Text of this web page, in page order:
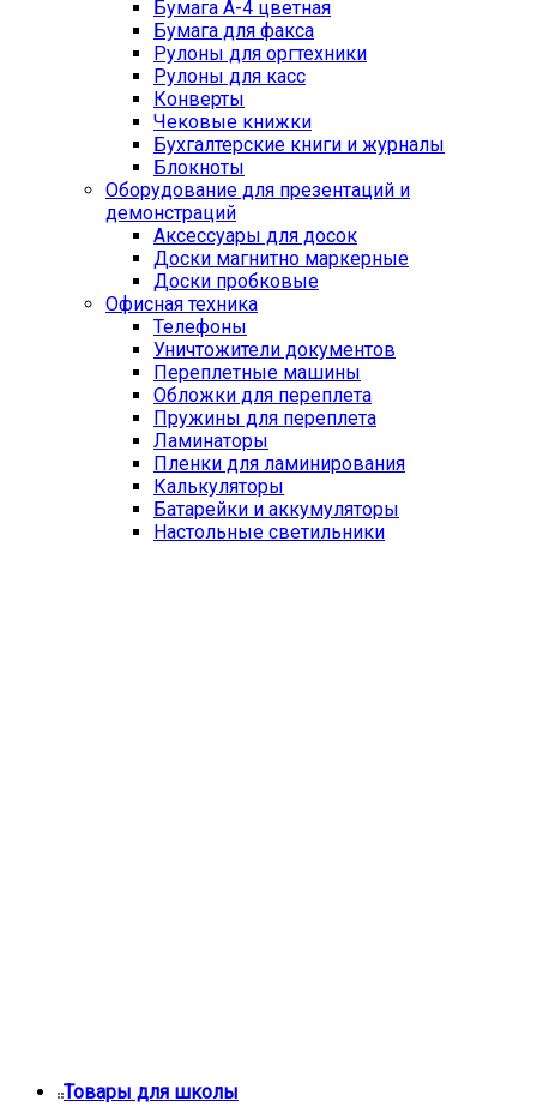
Бумага А-4 цветная
Бумага для факса
Рулоны для оргтехники
Рулоны для касс
Конверты
Чековые книжки
Бухгалтерские книги и журналы
Блокноты
Оборудование для презентаций и
демонстраций
Аксессуары для досок
Доски магнитно маркерные
Доски пробковые
Офисная техника
Телефоны
Уничтожители документов
Переплетные машины
Обложки для переплета
Пружины для переплета
Ламинаторы
Пленки для ламинирования
Калькуляторы
Батарейки и аккумуляторы
Настольные светильники
Товары для школы